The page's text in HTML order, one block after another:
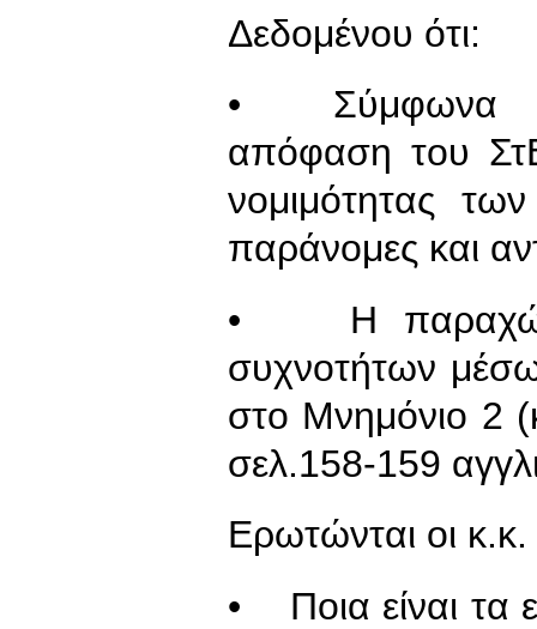
Δεδομένου ότι:
• Σύμφωνα με
απόφαση του
νομιμότητας
παράνομες και
• Η
συχνοτήτων
στο Μνημόνιο 2
σελ.158-159
Ερωτώνται οι
• Ποια είναι τα